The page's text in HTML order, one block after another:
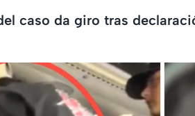
caso da giro tras